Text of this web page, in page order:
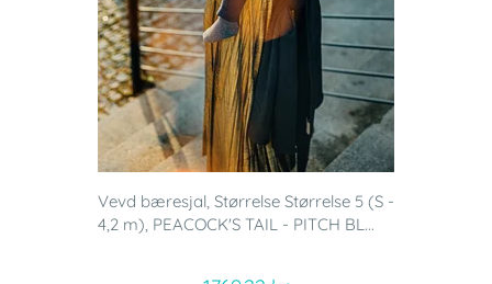
Vevd bæresjal, Størrelse Størrelse 5 (S -
4,2 m), PEACOCK'S TAIL - PITCH BL...